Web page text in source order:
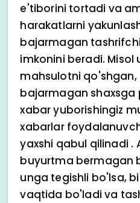
e'tiborini tortadi va
harakatlarni
bajarmagan
imkonini beradi. Misol
mahsulotni
bajarmagan
xabar yuborishingiz
xabarlar
yaxshi qabul qilinadi .
buyurtma bermagan
unga tegishli bo'lsa,
vaqtida bo'ladi va